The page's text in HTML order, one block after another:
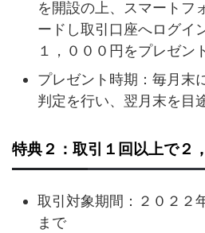
を開設の上、スマートフ
ードし取引口座へログイ
１，０００円をプレゼン
プレゼント時期：毎月末
判定を行い、翌月末を目
特典２：取引１回以上で２
取引対象期間：２０２２
まで